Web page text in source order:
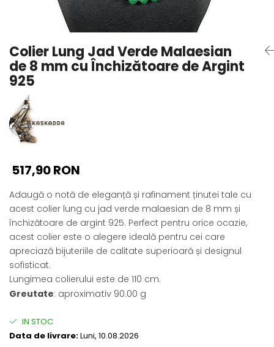
Seturi Perle cu Argint
Brățări cu Perle
Pandantive cu Perle
Brose cu Perle
Colier Lung Jad Verde Malaesian
de 8 mm cu Închizătoare de Argint
925
517,90 RON
Adaugă o notă de eleganță și rafinament ținutei tale cu
acest colier lung cu jad verde malaesian de 8 mm și
închizătoare de argint 925. Perfect pentru orice ocazie,
acest colier este o alegere ideală pentru cei care
apreciază bijuteriile de calitate superioară și designul
sofisticat.
Lungimea colierului este de 110 cm.
Greutate: aproximativ 90.00 g
IN STOC
Data de livrare:Luni, 10.08.2026